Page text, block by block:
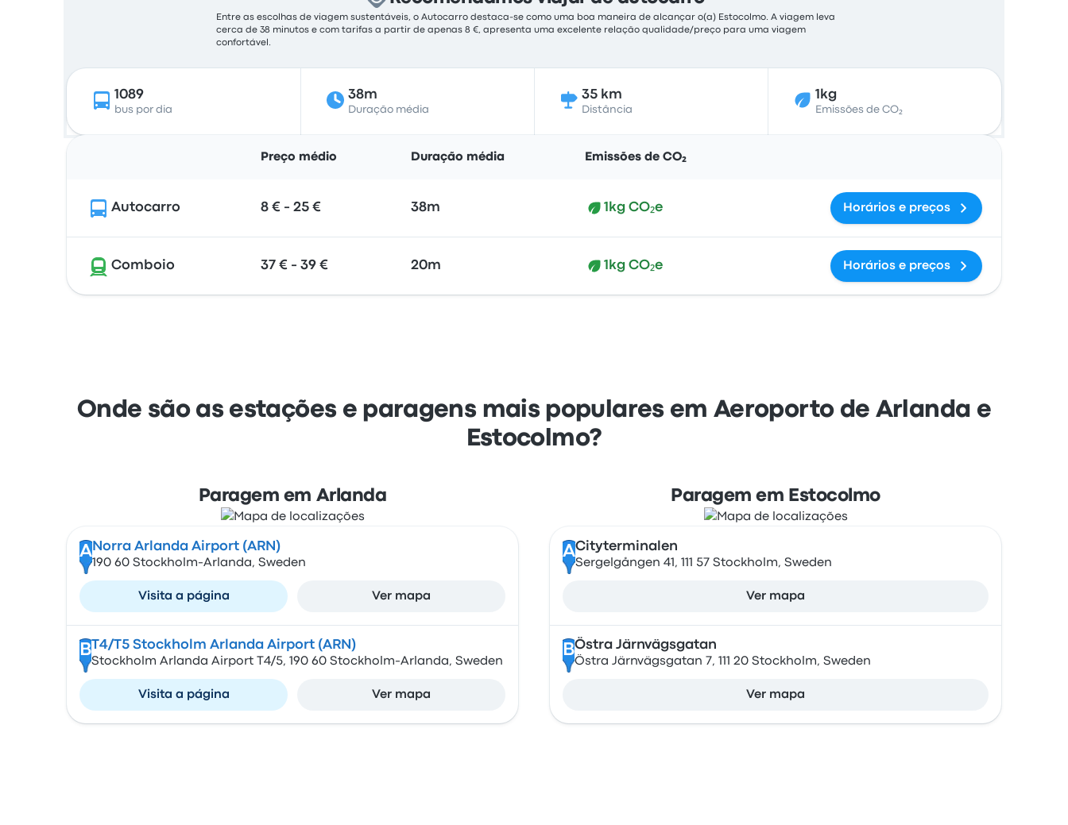
Entre as escolhas de viagem sustentáveis, o Autocarro destaca-se como uma boa maneira de alcançar o(a) Estocolmo. A viagem leva
cerca de 38 minutos e com tarifas a partir de apenas 8 €, apresenta uma excelente relação qualidade/preço para uma viagem
confortável.
1089
bus por dia
38m
Duração média
35 km
Distância
1kg
Emissões de CO₂
Preço médio Duração média Emissões de CO₂
Autocarro 8 € - 25 € 38m 1kg CO₂e Horários e preços
Comboio 37 € - 39 € 20m 1kg CO₂e Horários e preços
Onde são as estações e paragens mais populares em Aeroporto de Arlanda e
Estocolmo?
Paragem em Arlanda
A Norra Arlanda Airport (ARN)
190 60 Stockholm-Arlanda, Sweden
Visita a página Ver mapa
B T4/T5 Stockholm Arlanda Airport (ARN)
Stockholm Arlanda Airport T4/5, 190 60 Stockholm-Arlanda, Sweden
Visita a página Ver mapa
Paragem em Estocolmo
ACityterminalen
Sergelgången 41, 111 57 Stockholm, Sweden
Ver mapa
BÖstra Järnvägsgatan
Östra Järnvägsgatan 7, 111 20 Stockholm, Sweden
Ver mapa